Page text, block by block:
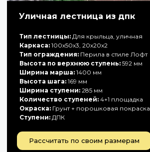
Уличная лестница из дпк
Тип лестницы: Для крыльца, уличная
Каркаса: 100х50х3, 20х20х2
Тип ограждения: Перила в стиле Лофт
Высота по верхнюю ступень: 592 мм
Ширина марша: 1400 мм
Высота шага: 169 мм
Ширина ступени: 285 мм
Количество ступеней: 4+1 площадка
Окраска: Грунт + порошковая покраска
Ступени: ДПК
Рассчитать по своим размерам